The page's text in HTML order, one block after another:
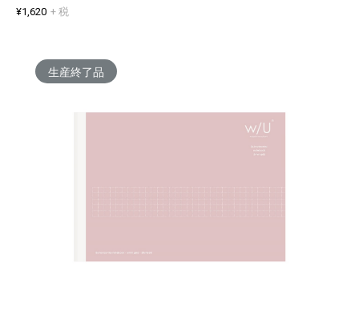
¥1,620 + 税
生産終了品